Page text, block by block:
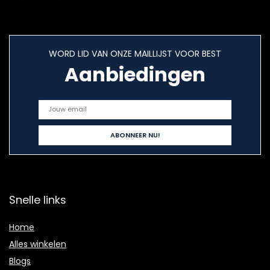
WORD LID VAN ONZE MAILLIJST VOOR BEST
Aanbiedingen
Snelle links
Home
Alles winkelen
Blogs